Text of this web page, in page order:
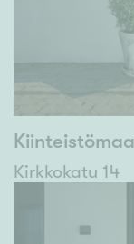
Kirkkokatu 14